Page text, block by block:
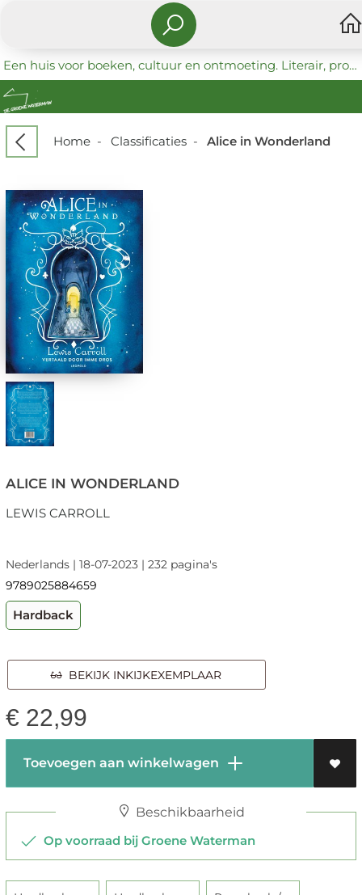
Een huis voor boeken, cultuur en ontmoeting. Literair, progressief en coöperatief.
Home- Classificaties- Alice in Wonderland
ALICE IN WONDERLAND
LEWIS CARROLL
Nederlands | 18-07-2023 | 232 pagina's
9789025884659
Hardback
BEKIJK INKIJKEXEMPLAAR
€ 22,99
Toevoegen aan winkelwagen
Beschikbaarheid
Op voorraad bij Groene Waterman